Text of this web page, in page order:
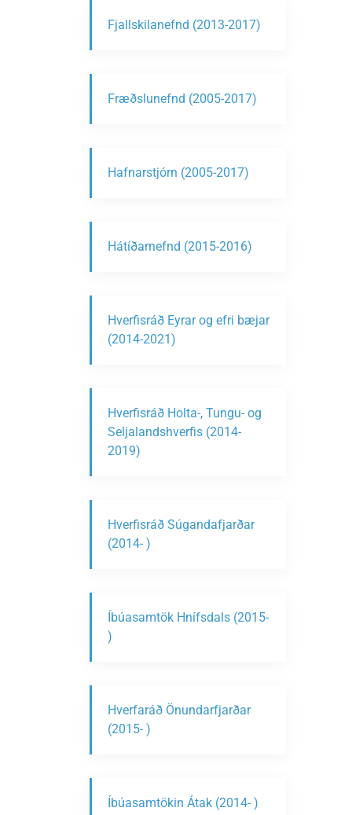
Fjallskilanefnd (2013-2017)
Fræðslunefnd (2005-2017)
Hafnarstjórn (2005-2017)
Hátíðarnefnd (2015-2016)
Hverfisráð Eyrar og efri bæjar
(2014-2021)
Hverfisráð Holta-, Tungu- og
Seljalandshverfis (2014-
2019)
Hverfisráð Súgandafjarðar
(2014- )
Íbúasamtök Hnífsdals (2015-
)
Hverfaráð Önundarfjarðar
(2015- )
Íbúasamtökin Átak (2014- )